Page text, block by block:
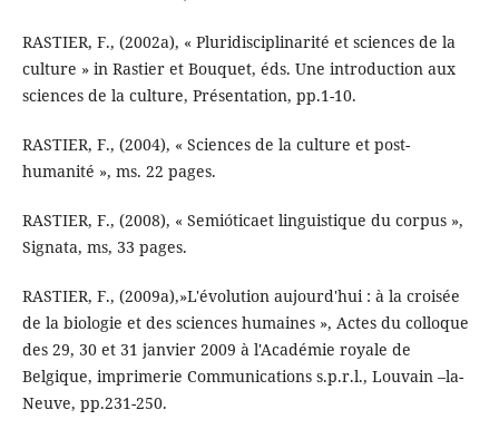
RASTIER, F., (2002a), « Pluridisciplinarité et sciences de la
culture » in Rastier et Bouquet, éds. Une introduction aux
sciences de la culture, Présentation, pp.1-10.
RASTIER, F., (2004), « Sciences de la culture et post-
humanité », ms. 22 pages.
RASTIER, F., (2008), « Semióticaet linguistique du corpus »,
Signata, ms, 33 pages.
RASTIER, F., (2009a),»L'évolution aujourd'hui : à la croisée
de la biologie et des sciences humaines », Actes du colloque
des 29, 30 et 31 janvier 2009 à l'Académie royale de
Belgique, imprimerie Communications s.p.r.l., Louvain –la-
Neuve, pp.231-250.